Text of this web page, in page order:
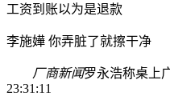
工资到账以为是退款
李施嬅 你弄脏了就擦干净
厂商新闻罗永浩称桌上
23:31:11